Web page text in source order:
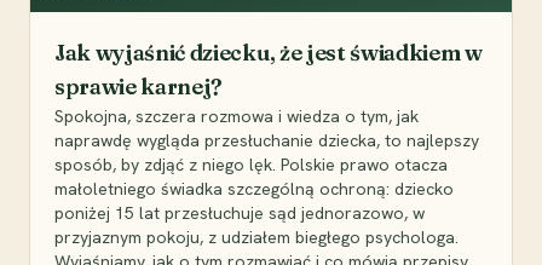
Jak wyjaśnić dziecku, że jest świadkiem w
sprawie karnej?
Spokojna, szczera rozmowa i wiedza o tym, jak
naprawdę wygląda przesłuchanie dziecka, to najlepszy
sposób, by zdjąć z niego lęk. Polskie prawo otacza
małoletniego świadka szczególną ochroną: dziecko
poniżej 15 lat przesłuchuje sąd jednorazowo, w
przyjaznym pokoju, z udziałem biegłego psychologa.